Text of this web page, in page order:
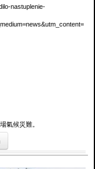
nastuplenie-
氣候災難。